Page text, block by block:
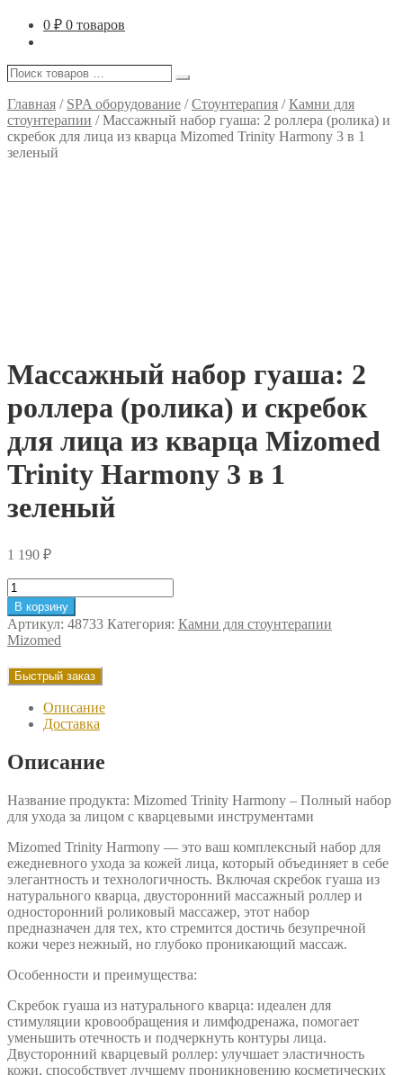
0 ₽ 0 товаров
Поиск
…
Поиск
Главная / SPA оборудование /Стоунтерапия /Камни для
стоунтерапии /Массажный набор гуаша: 2 роллера (ролика) и
скребок для лица из кварца Mizomed Trinity Harmony 3 в 1
зеленый
Массажный набор гуаша: 2
роллера (ролика) и скребок
для лица из кварца Mizomed
Trinity Harmony 3 в 1
зеленый
1 190 ₽
Количество
товара
Массажный
набор
гуаша:
2
роллера
скребок
лица
кварца
Mizomed
Trinity
Harmony
3
в
1
зеленый
В корзину
Артикул: 48733 Категория: Камни для стоунтерапии
Mizomed
Быстрый заказ
Описание
Доставка
Описание
Название продукта: Mizomed Trinity Harmony – Полный набор
для ухода за лицом с кварцевыми инструментами
Mizomed Trinity Harmony — это ваш комплексный набор для
ежедневного ухода за кожей лица, который объединяет в себе
элегантность и технологичность. Включая скребок гуаша из
натурального кварца, двусторонний массажный роллер и
односторонний роликовый массажер, этот набор
предназначен для тех, кто стремится достичь безупречной
кожи через нежный, но глубоко проникающий массаж.
Особенности и преимущества:
Скребок гуаша из натурального кварца: идеален для
стимуляции кровообращения и лимфодренажа, помогает
уменьшить отечность и подчеркнуть контуры лица.
Двусторонний кварцевый роллер: улучшает эластичность
кожи, способствует лучшему проникновению косметических